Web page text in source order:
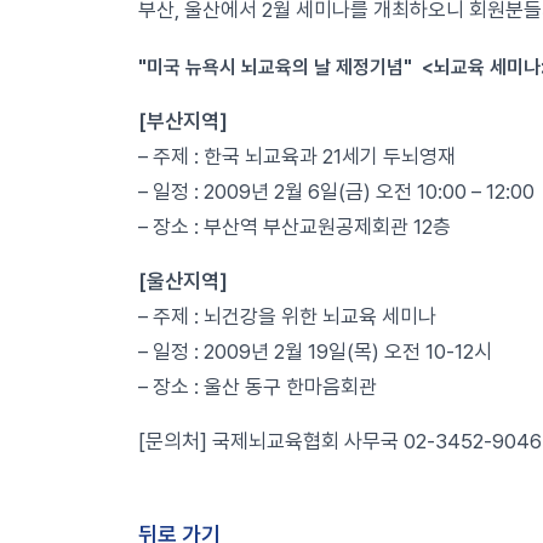
부산, 울산에서 2월 세미나를 개최하오니 회원분
"미국 뉴욕시 뇌교육의 날 제정기념" <뇌교육 세미
[부산지역]
– 주제 : 한국 뇌교육과 21세기 두뇌영재
– 일정 : 2009년 2월 6일(금) 오전 10:00 – 12:00
– 장소 : 부산역 부산교원공제회관 12층
[울산지역]
– 주제 : 뇌건강을 위한 뇌교육 세미나
– 일정 : 2009년 2월 19일(목) 오전 10-12시
– 장소 : 울산 동구 한마음회관
[문의처] 국제뇌교육협회 사무국 02-3452-9046
뒤로 가기